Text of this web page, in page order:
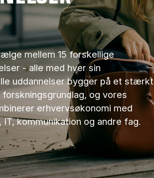
mellem 15 forskellige
- alle med hver sin
uddannelser bygger på et stærkt
og vores
erhvervsøkonomi med
kommunikation og andre fag.